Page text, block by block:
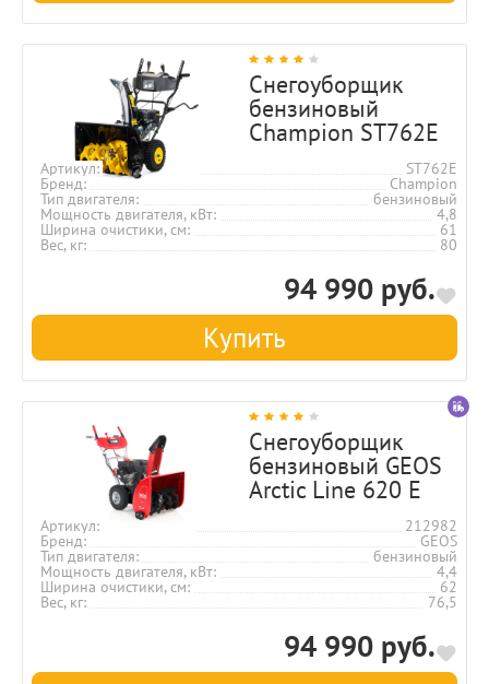
Снегоуборщик
бензиновый
Champion ST762E
Артикул ST762E
Бренд Champion
Тип двигателя бензиновый
Мощность двигателя, кВт 4,8
Ширина очистики, см 61
Вес, кг 80
94 990 руб.
Купить
Снегоуборщик
бензиновый GEOS
Arctic Line 620 E
Артикул 212982
Бренд GEOS
Тип двигателя бензиновый
Мощность двигателя, кВт 4,4
Ширина очистики, см 62
Вес, кг 76,5
94 990 руб.